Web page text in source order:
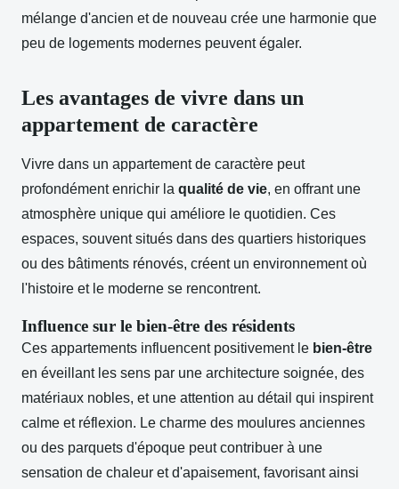
mélange d'ancien et de nouveau crée une harmonie que
peu de logements modernes peuvent égaler.
Les avantages de vivre dans un
appartement de caractère
Vivre dans un appartement de caractère peut
profondément enrichir la qualité de vie, en offrant une
atmosphère unique qui améliore le quotidien. Ces
espaces, souvent situés dans des quartiers historiques
ou des bâtiments rénovés, créent un environnement où
l'histoire et le moderne se rencontrent.
Influence sur le bien-être des résidents
Ces appartements influencent positivement le bien-être
en éveillant les sens par une architecture soignée, des
matériaux nobles, et une attention au détail qui inspirent
calme et réflexion. Le charme des moulures anciennes
ou des parquets d'époque peut contribuer à une
sensation de chaleur et d'apaisement, favorisant ainsi